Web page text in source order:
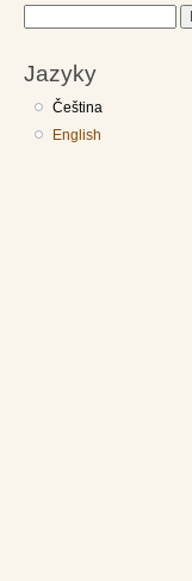
Jazyky
Čeština
English